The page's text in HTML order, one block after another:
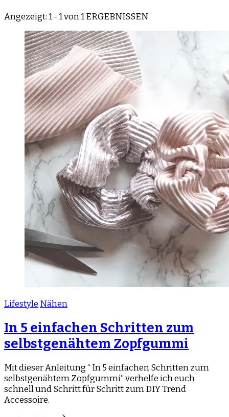
Angezeigt: 1 - 1 von 1 ERGEBNISSEN
Lifestyle Nähen
In 5 einfachen Schritten zum
selbstgenähtem Zopfgummi
Mit dieser Anleitung “ In 5 einfachen Schritten zum
selbstgenähtem Zopfgummi“ verhelfe ich euch
schnell und Schritt für Schritt zum DIY Trend
Accessoire.